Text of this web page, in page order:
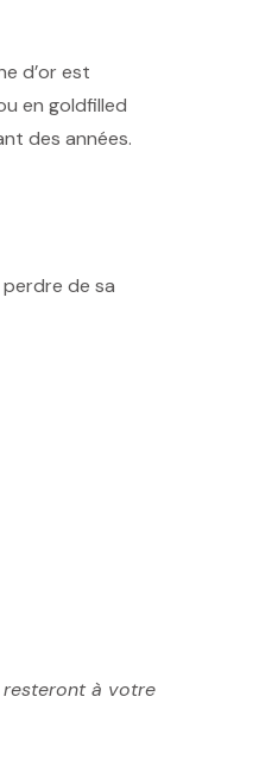
d’or est
en goldfilled
des années.
perdre de sa
à votre